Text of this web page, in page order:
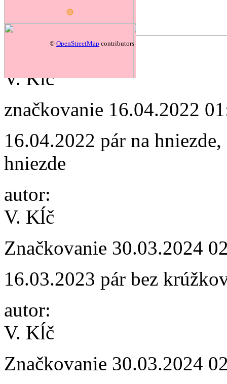
© OpenStreetMap contributors
Forum
V. Kĺč
značkovanie 16.04.2022
16.04.2022 pár na
hniezde
autor:
V. Kĺč
Značkovanie 30.03.2024
16.03.2023 pár bez
autor:
V. Kĺč
Značkovanie 30.03.2024